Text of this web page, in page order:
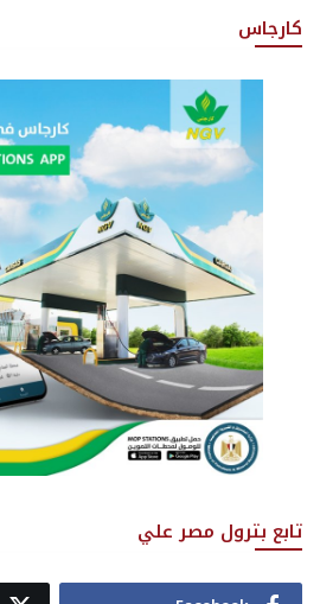
كارجاس
تابع بترول مصر علي